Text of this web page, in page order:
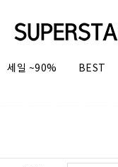
세일 ~90% BEST